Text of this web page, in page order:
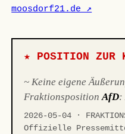
moosdorf21.de ↗
★ POSITION ZUR
~ Keine eigene
FraktionspositionAfD:
2026-05-04 ·
Offizielle